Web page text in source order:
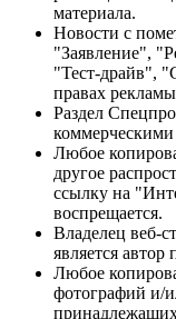
материала.
Новости с
"Заявление",
"Тест-драйв",
правах
Раздел
Любое
другое
ссылку на
воспрещается.
Владелец веб-
является автор
Любое
фотографий и/
принадлежащих